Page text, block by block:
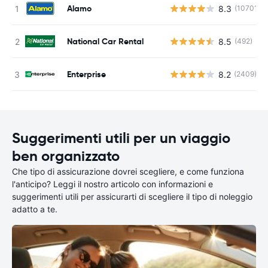
Alamo 8.3 (10701)
National Car Rental 8.5 (492)
Enterprise 8.2 (2409)
Suggerimenti utili per un viaggio
ben organizzato
Che tipo di assicurazione dovrei scegliere, e come funziona
l'anticipo? Leggi il nostro articolo con informazioni e
suggerimenti utili per assicurarti di scegliere il tipo di noleggio
adatto a te.